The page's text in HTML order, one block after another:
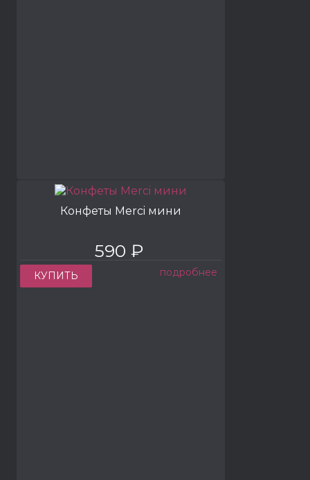
Конфеты Merci мини
590 ₽
КУПИТЬ подробнее